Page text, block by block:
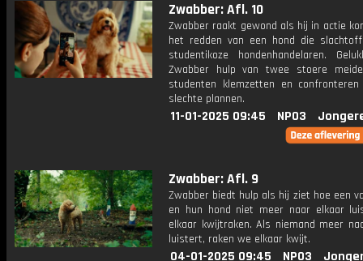
Zwabber: Afl. 10
Zwabber raakt gewond als hij in actie
het redden van een hond die
studentikoze hondenhandelaren.
Zwabber hulp van twee stoere
studenten klemzetten en
slechte plannen.
11-01-2025 09:45 NPO3
Zwabber: Afl. 9
Zwabber biedt hulp als hij ziet hoe een
en hun hond niet meer naar elkaar
elkaar kwijtraken. Als niemand meer
luistert, raken we elkaar kwijt.
04-01-2025 09:45 NPO3